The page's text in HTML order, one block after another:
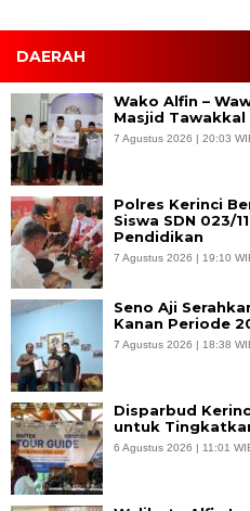
DAERAH
Wako Alfin –
Masjid Tawakkal
7 Agustus 2026 | 20:03
Polres Kerinci
Siswa SDN 023/
Pendidikan
7 Agustus 2026 | 19:10
Seno Aji
Kanan Periode
7 Agustus 2026 | 18:38
Disparbud
untuk
6 Agustus 2026 | 11:01